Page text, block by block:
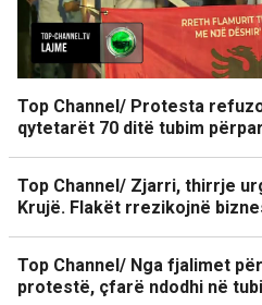
Top Channel/ Protesta
qytetarët 70 ditë tubim
Top Channel/ Zjarri, thirrje
Krujë. Flakët rrezikojnë
Top Channel/ Nga fjalimet
protestë, çfarë ndodhi në